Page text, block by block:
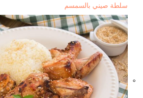
سلطة صيني بالسمسم